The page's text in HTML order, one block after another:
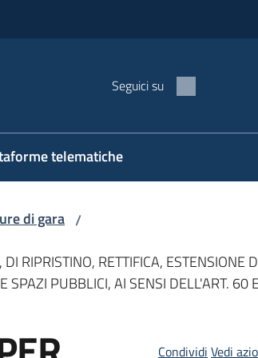
Seguici su
telematiche
di gara /
RIPRISTINO, RETTIFICA, ESTENSIONE
SPAZI PUBBLICI, AI SENSI DELL'ART. 60
Condividi Vedi